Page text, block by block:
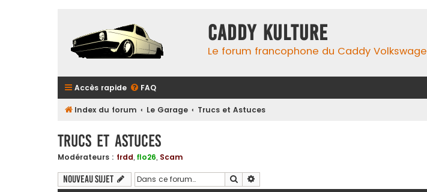
Caddy Kulture
Le forum francophone du Caddy
Accès rapide FAQ
Index du forum Le Garage Trucs et Astuces
Trucs et Astuces
Modérateurs : frdd, flo26, Scam
Nouveau sujet Rechercher